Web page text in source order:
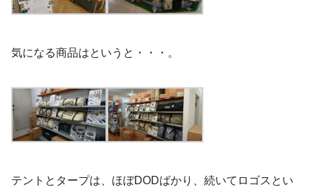
気になる商品はというと・・・。
テントとタープは、ほぼDODばかり、続いてロゴスとい